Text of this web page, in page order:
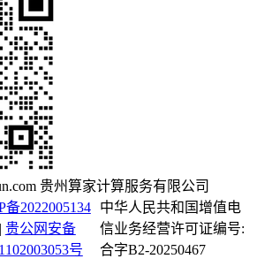
贵州算家计算服务有限公司
备2022005134
| 贵公网安备
号
中华人民共和国增值电
信业务经营许可证编号:
合字B2-20250467